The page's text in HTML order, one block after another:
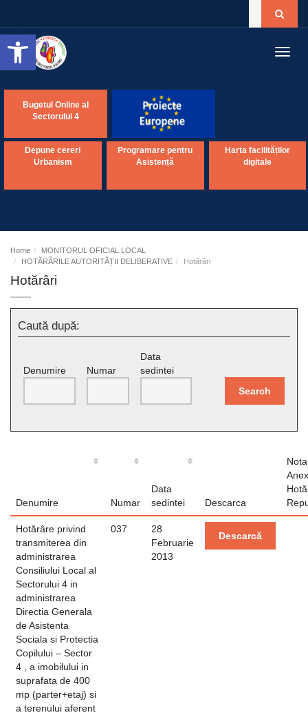
Open toolbar
Bugetul Online al
Sectorului 4
Depune cereri
Urbanism
Programare pentru
Asistență
Harta facilităților
digitale
Home
MONITORUL OFICIAL LOCAL
HOTĂRÂRILE AUTORITĂȚII DELIBERATIVE
Hotărâri
Hotărâri
Caută după:
Denumire Numar
Data
sedintei
Search
Denumire Numar
Data
sedintei
Descarca
Hotărâre privind
transmiterea din
administrarea
Consiliului Local al
Sectorului 4 in
administrarea
Directia Generala
de Asistenta
Sociala si Protectia
Copilului – Sector
4 , a imobilului in
suprafata de 400
mp (parter+etaj) si
a terenului aferent
037
28
Februarie
2013
Descarcă